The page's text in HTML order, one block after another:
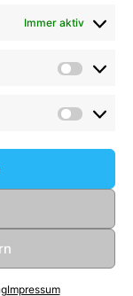
Immer aktiv
Impressum
Trittau
zum
GeneratePress